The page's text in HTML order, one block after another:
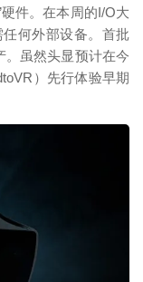
件。在本周的I/O大
何外部设备。首批
。虽然头显预计在今
）先行体验早期
）